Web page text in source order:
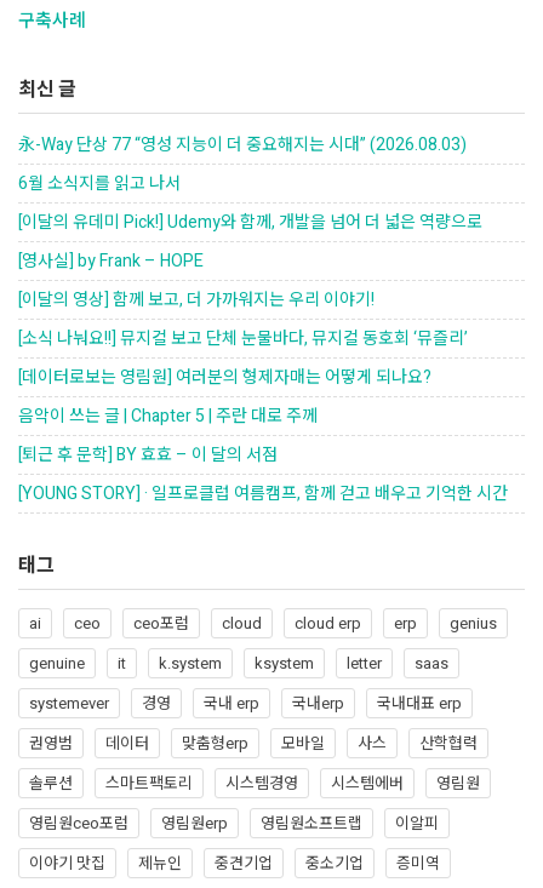
구축사례
최신 글
永-Way 단상 77 “영성 지능이 더 중요해지는 시대” (2026.08.03)
6월 소식지를 읽고 나서
[이달의 유데미 Pick!] Udemy와 함께, 개발을 넘어 더 넓은 역량으로
[영사실] by Frank – HOPE
[이달의 영상] 함께 보고, 더 가까워지는 우리 이야기!
[소식 나눠요!!] 뮤지컬 보고 단체 눈물바다, 뮤지컬 동호회 ‘뮤즐리’
[데이터로보는 영림원] 여러분의 형제자매는 어떻게 되나요?
음악이 쓰는 글 | Chapter 5 | 주란 대로 주께
[퇴근 후 문학] BY 효효 – 이 달의 서점
[YOUNG STORY] · 일프로클럽 여름캠프, 함께 걷고 배우고 기억한 시간
태그
ai ceo ceo포럼 cloud cloud erp erp
genius
genuine
it k.system ksystem letter
saas
systemever
경영 국내 erp 국내erp
국내대표 erp
권영범
데이터 맞춤형erp 모바일 사스
산학협력
솔루션
스마트팩토리 시스템경영 시스템에버
영림원
영림원ceo포럼
영림원erp 영림원소프트랩
이알피
이야기 맛집
제뉴인 중견기업 중소기업 증미역